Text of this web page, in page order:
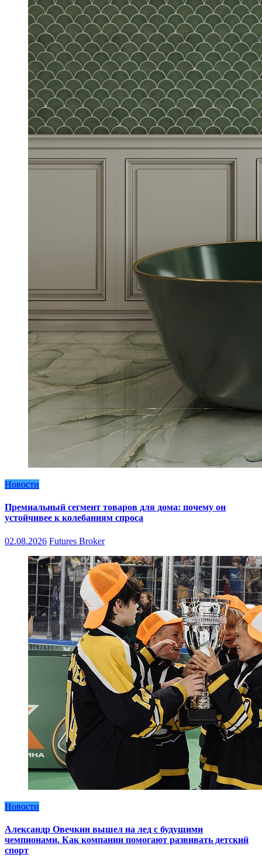
Новости
Премиальный сегмент товаров для дома: почему он
устойчивее к колебаниям спроса
02.08.2026 Futures Broker
Новости
Александр Овечкин вышел на лед с будущими
чемпионами. Как компании помогают развивать детский
спорт